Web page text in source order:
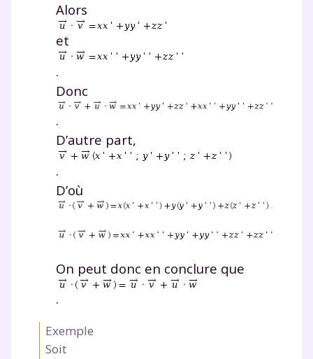
Alors
et
.
Donc
.
D’autre part,
.
D’où
On peut donc en conclure que
.
Exemple
Soit